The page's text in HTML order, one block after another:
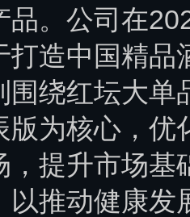
品。公司在
打造中国精品
围绕红坛大单
版为核心，优
，提升市场基
以推动健康发